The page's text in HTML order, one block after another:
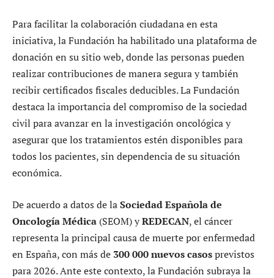
Para facilitar la colaboración ciudadana en esta
iniciativa, la Fundación ha habilitado una plataforma de
donación en su sitio web, donde las personas pueden
realizar contribuciones de manera segura y también
recibir certificados fiscales deducibles. La Fundación
destaca la importancia del compromiso de la sociedad
civil para avanzar en la investigación oncológica y
asegurar que los tratamientos estén disponibles para
todos los pacientes, sin dependencia de su situación
económica.
De acuerdo a datos de laSociedad Española de
Oncología Médica (SEOM) yREDECAN, el cáncer
representa la principal causa de muerte por enfermedad
en España, con más de 300 000 nuevos casosprevistos
para 2026. Ante este contexto, la Fundación subraya la